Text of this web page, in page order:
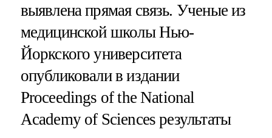
выявлена прямая связь. Ученые из
медицинской школы Нью-
Йоркского университета
опубликовали в издании
Proceedings of the National
Academy of Sciences результаты